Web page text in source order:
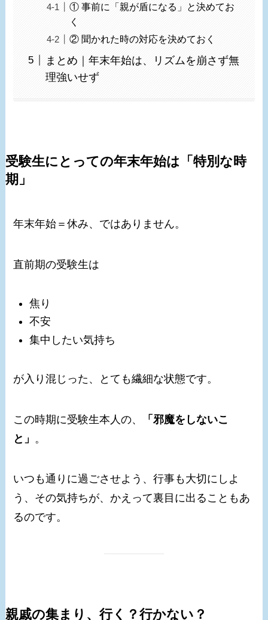
① 事前に「親が盾になる」と決めてお
く
② 聞かれた時の対応を決めておく
まとめ｜年末年始は、リズムを崩さず無
理強いせず
受験生にとっての年末年始は「特別な時
期」
年末年始＝休み、ではありません。
直前期の受験生は
焦り
不安
集中したい気持ち
が入り混じった、とても繊細な状態です。
この時期に受験生本人の、
「邪魔をしないこ
と」 。
いつも通りに過ごさせよう、行事も大切にしよ
う、その気持ちが、かえって裏目に出ることもあ
るのです。
親戚の集まり、行く？行かない？